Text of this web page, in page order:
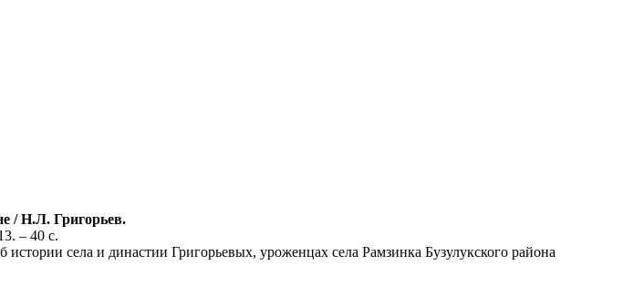
/ Н.Л. Григорьев.
– 40 с.
истории села и династии Григорьевых, уроженцах села Рамзинка Бузулукского района